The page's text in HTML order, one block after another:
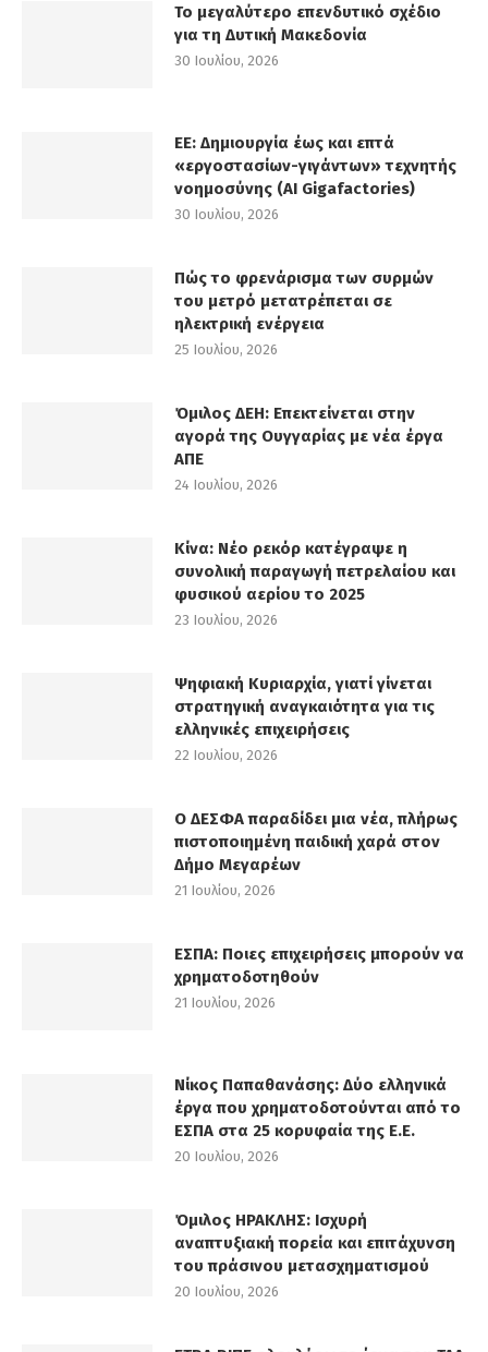
Το μεγαλύτερο επενδυτικό σχέδιο
για τη Δυτική Μακεδονία
30 Ιουλίου, 2026
ΕΕ: Δημιουργία έως και επτά
«εργοστασίων-γιγάντων» τεχνητής
νοημοσύνης (AI Gigafactories)
30 Ιουλίου, 2026
Πώς το φρενάρισμα των συρμών
του μετρό μετατρέπεται σε
ηλεκτρική ενέργεια
25 Ιουλίου, 2026
Όμιλος ΔΕΗ: Επεκτείνεται στην
αγορά της Ουγγαρίας με νέα έργα
ΑΠΕ
24 Ιουλίου, 2026
Κίνα: Νέο ρεκόρ κατέγραψε η
συνολική παραγωγή πετρελαίου και
φυσικού αερίου το 2025
23 Ιουλίου, 2026
Ψηφιακή Κυριαρχία, γιατί γίνεται
στρατηγική αναγκαιότητα για τις
ελληνικές επιχειρήσεις
22 Ιουλίου, 2026
Ο ΔΕΣΦΑ παραδίδει μια νέα, πλήρως
πιστοποιημένη παιδική χαρά στον
Δήμο Μεγαρέων
21 Ιουλίου, 2026
ΕΣΠΑ: Ποιες επιχειρήσεις μπορούν να
χρηματοδοτηθούν
21 Ιουλίου, 2026
Νίκος Παπαθανάσης: Δύο ελληνικά
έργα που χρηματοδοτούνται από το
ΕΣΠΑ στα 25 κορυφαία της Ε.Ε.
20 Ιουλίου, 2026
Όμιλος ΗΡΑΚΛΗΣ: Ισχυρή
αναπτυξιακή πορεία και επιτάχυνση
του πράσινου μετασχηματισμού
20 Ιουλίου, 2026